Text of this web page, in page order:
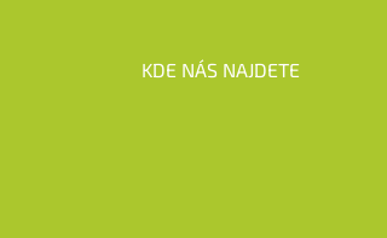
KDE NÁS NAJDETE